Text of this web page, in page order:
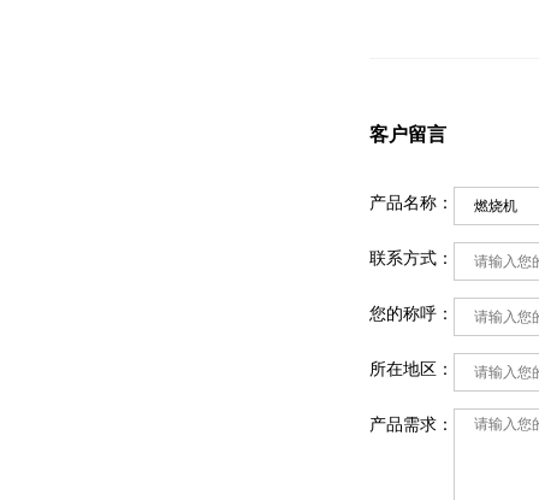
客户留言
产品名称：
联系方式：
您的称呼：
所在地区：
产品需求：